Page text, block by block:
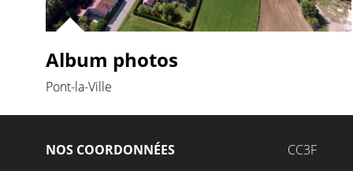
Album photos
Pont-la-Ville
NOS COORDONNÉES
CC3F